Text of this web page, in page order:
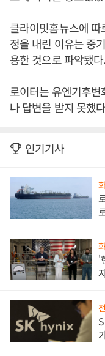
클라이밋홈뉴스에
정을 내린 이유는 중
용한 것으로 파악됐다.
로이터는 유엔기후
나 답변을 받지 못했
인기기사
'